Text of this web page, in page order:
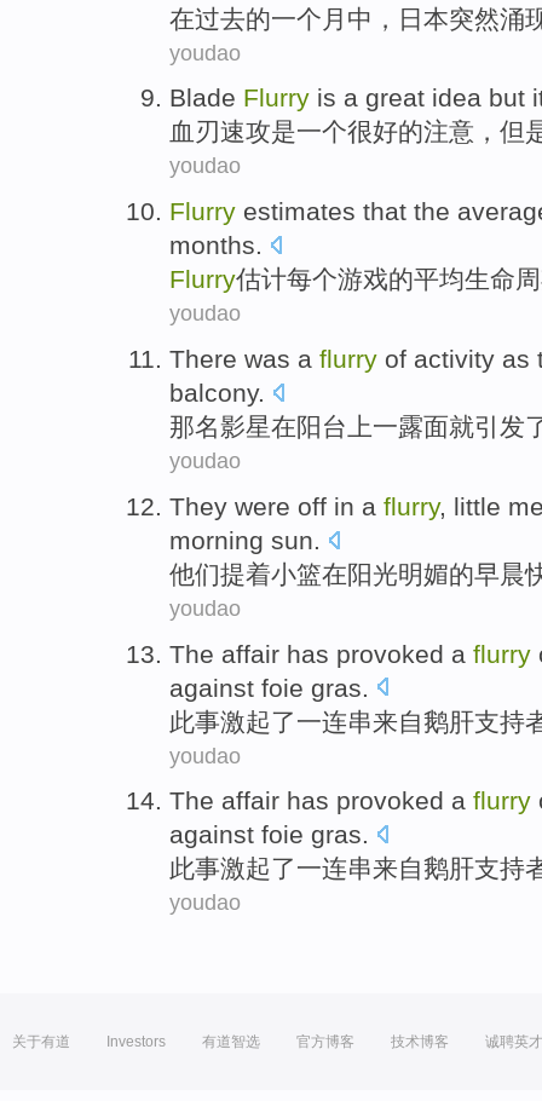
在过去的一个月中，日本突然涌
youdao
Blade Flurry is a great idea but
血刃速攻是一个很好的注意 ， 但
youdao
Flurry estimates that the
months.
Flurry估计每个游戏的平均生命
youdao
There was a flurry of activity as
balcony.
那名影星在阳台上一露面就引发
youdao
They were off in a flurry, little
morning sun.
他们提着小篮在阳光明媚的早晨
youdao
The affair has provoked a flurry
against foie gras.
此事激起了一连串来自鹅肝支持
youdao
The affair has provoked a flurry
against foie gras.
此事激起了一连串来自鹅肝支持
youdao
关于有道 Investors 有道智选 官方博客 技术博客 诚聘英才